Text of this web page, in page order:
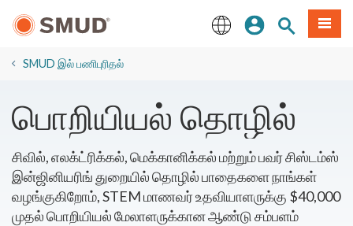
உள்ளடக்கத்திற்கு
உள்நுழையவும்
தளத் தேடல்
​SMUD இல் பணிபுரிதல்
பொறியியல் தொழில்
சிவில், எலக்ட்ரிக்கல், மெக்கானிக்கல் மற்றும் பவர் சிஸ்டம்ஸ்
இன்ஜினியரிங் துறையில் தொழில் பாதைகளை நாங்கள்
வழங்குகிறோம், STEM மாணவர் உதவியாளருக்கு $40,000
முதல் பொறியியல் மேலாளருக்கான ஆண்டு சம்பளம்